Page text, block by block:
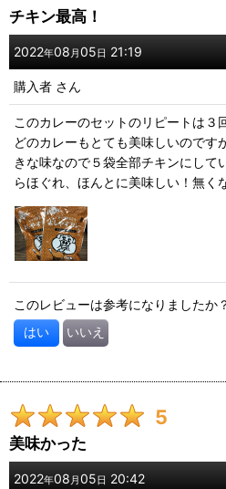
チキン最高！
2022年08 月05日 21:19
購入者 さん
このカレーのセットのリピートは３
どのカレーもとても美味しいのです
きな味なので５袋全部チキンにして
らほぐれ、ほんとに美味しい！無く
このレビューは参考になりましたか
はい いいえ
5
美味かった
2022年08 月05日 20:42